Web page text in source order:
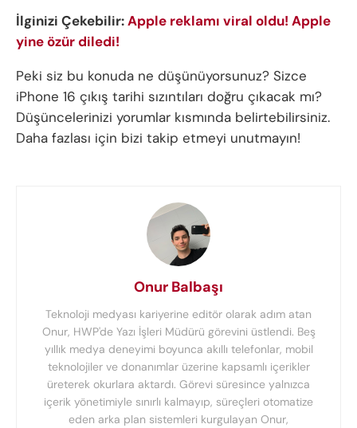
İlginizi Çekebilir:Apple reklamı viral oldu! Apple
yine özür diledi!
Peki siz bu konuda ne düşünüyorsunuz? Sizce
iPhone 16 çıkış tarihi sızıntıları doğru çıkacak mı?
Düşüncelerinizi yorumlar kısmında belirtebilirsiniz.
Daha fazlası için bizi takip etmeyi unutmayın!
Onur Balbaşı
Teknoloji medyası kariyerine editör olarak adım atan
Onur, HWP'de Yazı İşleri Müdürü görevini üstlendi. Beş
yıllık medya deneyimi boyunca akıllı telefonlar, mobil
teknolojiler ve donanımlar üzerine kapsamlı içerikler
üreterek okurlara aktardı. Görevi süresince yalnızca
içerik yönetimiyle sınırlı kalmayıp, süreçleri otomatize
eden arka plan sistemleri kurgulayan Onur,